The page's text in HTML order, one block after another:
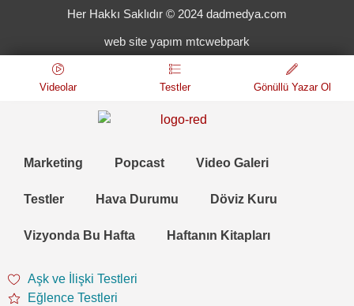
Her Hakkı Saklıdır © 2024 dadmedya.com
web site yapım mtcwebpark
Videolar Testler Gönüllü Yazar Ol
Marketing Popcast Video Galeri
Testler Hava Durumu Döviz Kuru
Vizyonda Bu Hafta Haftanın Kitapları
Aşk ve İlişki Testleri
Eğlence Testleri